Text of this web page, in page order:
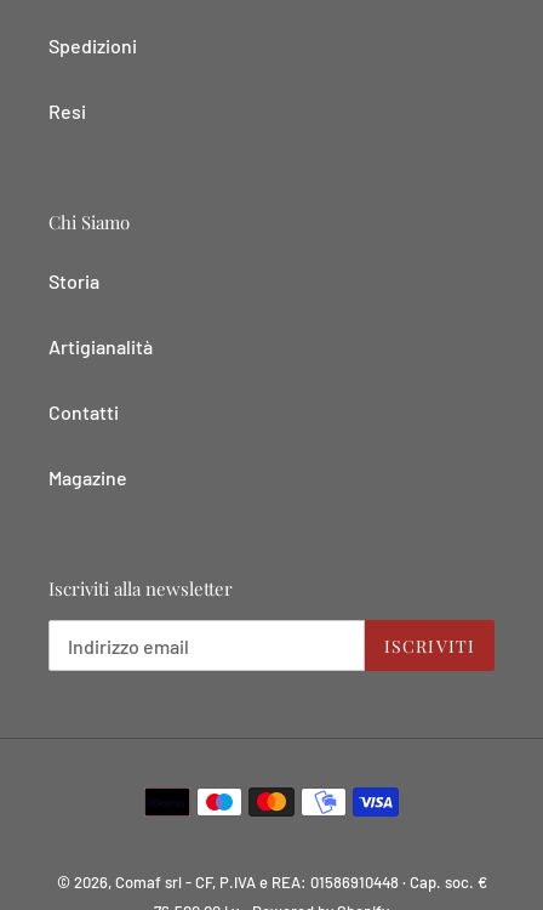
Spedizioni
Resi
Chi Siamo
Storia
Artigianalità
Contatti
Magazine
Iscriviti alla newsletter
ISCRIVITI
Metodi
di
© 2026, Comaf srl - CF, P.IVA e REA: 01586910448 · Cap. soc. €